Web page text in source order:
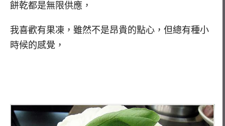
餅乾都是無限供應，
我喜歡有果凍，雖然不是昂貴的點心，但總有種小
時候的感覺，